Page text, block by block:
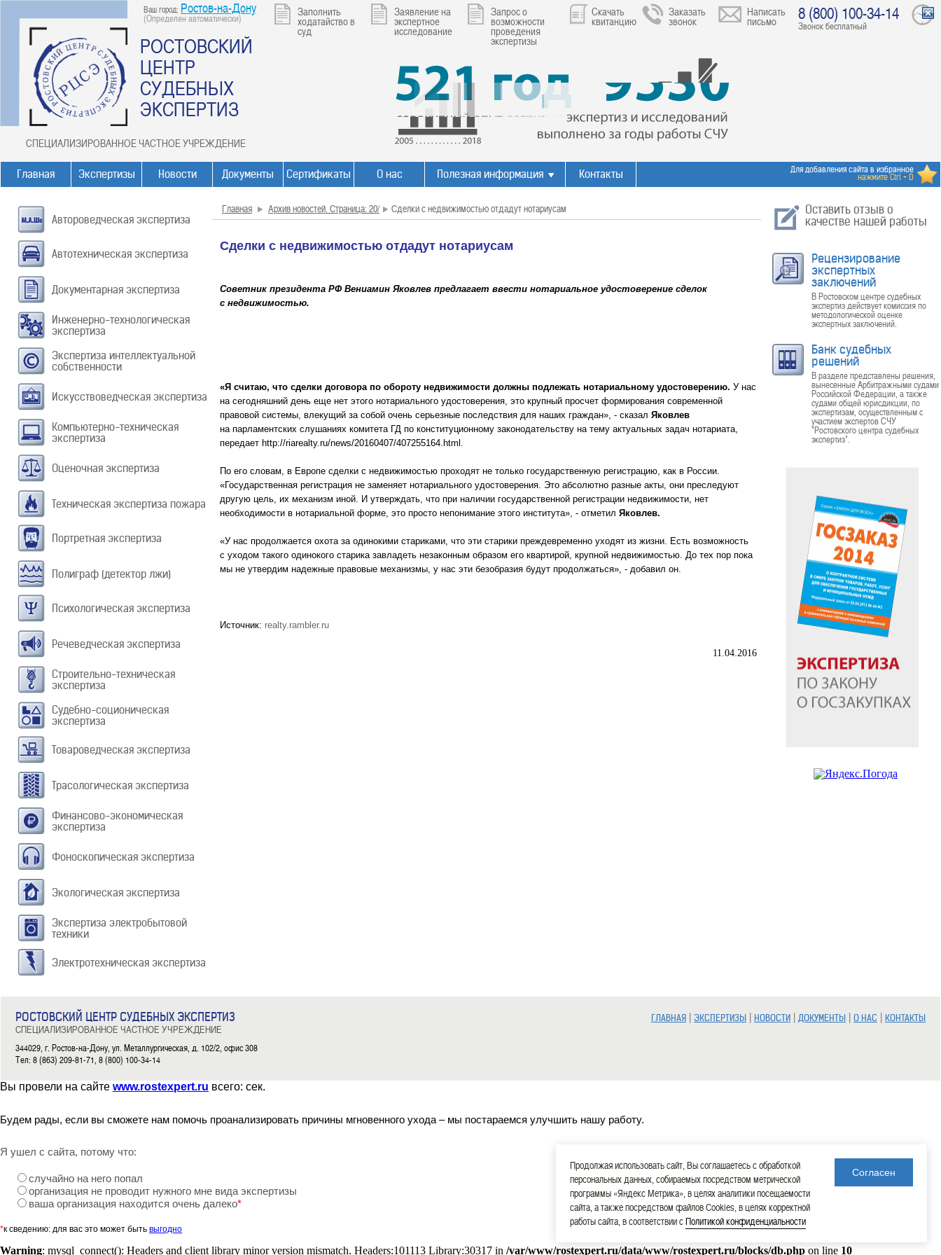
Ваш город: Ростов-на-Дону
(Определен автоматически)
РОСТОВСКИЙ
ЦЕНТР
СУДЕБНЫХ
ЭКСПЕРТИЗ
СПЕЦИАЛИЗИРОВАННОЕ ЧАСТНОЕ УЧРЕЖДЕНИЕ
Заполнить
ходатайство в
суд
Заявление на
экспертное
исследование
Запрос о
возможности
проведения
экспертизы
Скачать
квитанцию
Заказать
звонок
Написать
письмо 8 (800) 100-34-14
Звонок бесплатный
Главная Экспертизы Новости Документы Сертификаты О нас Полезная информация Контакты Для добавления сайта в избранное
нажмите Ctrl + D
Автороведческая экспертиза
Автотехническая экспертиза
Документарная экспертиза
Инженерно-технологическая
экспертиза
Экспертиза интеллектуальной
собственности
Искусствоведческая экспертиза
Компьютерно-техническая
экспертиза
Оценочная экспертиза
Техническая экспертиза пожара
Портретная экспертиза
Полиграф (детектор лжи)
Психологическая экспертиза
Речеведческая экспертиза
Строительно-техническая
экспертиза
Судебно-соционическая
экспертиза
Товароведческая экспертиза
Трасологическая экспертиза
Финансово-экономическая
экспертиза
Фоноскопическая экспертиза
Экологическая экспертиза
Экспертиза электробытовой
техники
Электротехническая экспертиза
Главная Архив новостей. Страница: 20/ Сделки с недвижимостью отдадут нотариусам
Сделки с недвижимостью отдадут нотариусам
Советник президента РФ Вениамин Яковлев предлагает ввести нотариальное удостоверение сделок
с недвижимостью.
«Я считаю, что сделки договора по обороту недвижимости должны подлежать нотариальному удостоверению. У нас
на сегодняшний день еще нет этого нотариального удостоверения, это крупный просчет формирования современной
правовой системы, влекущий за собой очень серьезные последствия для наших граждан», - сказал Яковлев
на парламентских слушаниях комитета ГД по конституционному законодательству на тему актуальных задач нотариата,
передает http://riarealty.ru/news/20160407/407255164.html.
По его словам, в Европе сделки с недвижимостью проходят не только государственную регистрацию, как в России.
«Государственная регистрация не заменяет нотариального удостоверения. Это абсолютно разные акты, они преследуют
другую цель, их механизм иной. И утверждать, что при наличии государственной регистрации недвижимости, нет
необходимости в нотариальной форме, это просто непонимание этого института», - отметил Яковлев.
«У нас продолжается охота за одинокими стариками, что эти старики преждевременно уходят из жизни. Есть возможность
с уходом такого одинокого старика завладеть незаконным образом его квартирой, крупной недвижимостью. До тех пор пока
мы не утвердим надежные правовые механизмы, у нас эти безобразия будут продолжаться», - добавил он.
Источник: realty.rambler.ru
11.04.2016
Оставить отзыв о
качестве нашей работы
Рецензирование
экспертных
заключений
В Ростовском центре судебных
экспертиз действует комиссия по
методологической оценке
экспертных заключений.
Банк судебных
решений
В разделе представлены решения,
вынесенные Арбитражными судами
Российской Федерации, а также
судами общей юрисдикции, по
экспертизам, осуществленным с
участием экспертов СЧУ
"Ростовского центра судебных
экспертиз".
РОСТОВСКИЙ ЦЕНТР СУДЕБНЫХ ЭКСПЕРТИЗ
СПЕЦИАЛИЗИРОВАННОЕ ЧАСТНОЕ УЧРЕЖДЕНИЕ
344029, г. Ростов-на-Дону, ул. Металлургическая, д. 102/2, офис 308
Тел: 8 (863) 209-81-71, 8 (800) 100-34-14
ГЛАВНАЯ | ЭКСПЕРТИЗЫ | НОВОСТИ | ДОКУМЕНТЫ | О НАС | КОНТАКТЫ
Вы провели на сайте www.rostexpert.ru всего: сек.
Будем рады, если вы сможете нам помочь проанализировать причины мгновенного ухода – мы постараемся улучшить нашу работу.
Я ушел с сайта, потому что:
случайно на него попал
организация не проводит нужного мне вида экспертизы
ваша организация находится очень далеко*
*к сведению: для вас это может быть выгодно
Warning: mysql_connect(): Headers and client library minor version mismatch. Headers:101113 Library:30317 in /var/www/rostexpert.ru/data/www/rostexpert.ru/blocks/db.php on line 10
Продолжая использовать сайт, Вы соглашаетесь с обработкой
персональных данных, собираемых посредством метрической
программы «Яндекс Метрика», в целях аналитики посещаемости
сайта, а также посредством файлов Cookies, в целях корректной
работы сайта, в соответствии сПолитикой конфиденциальности
Согласен